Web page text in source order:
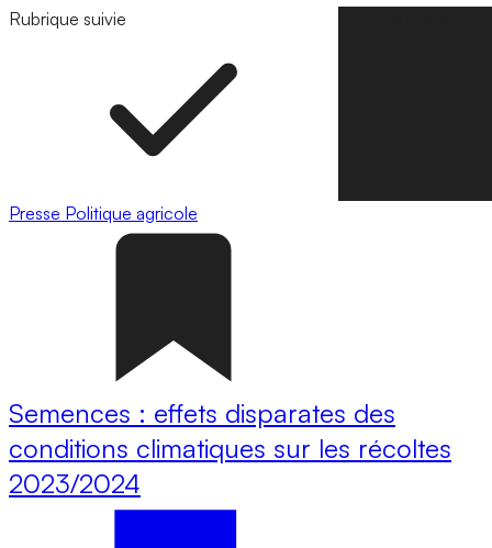
Rubrique suivie
Presse Politique agricole
Semences : effets disparates des
conditions climatiques sur les récoltes
2023/2024